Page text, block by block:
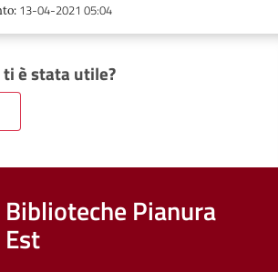
: 13-04-2021 05:04
è stata utile?
Biblioteche Pianura
Est